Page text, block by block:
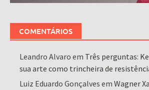
COMENTÁRIOS
Leandro Alvaro em Três perguntas:
sua arte como trincheira de
Luiz Eduardo Gonçalves emWagner